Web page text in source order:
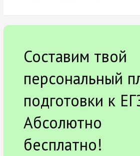
Составим твой
персональный
подготовки к
Абсолютно
бесплатно!